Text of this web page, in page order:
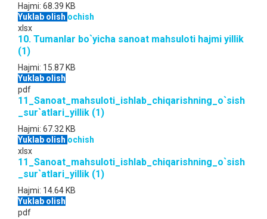
Hajmi: 68.39 KB
Yuklab olish ochish
xlsx
10. Tumanlar bo`yicha sanoat mahsuloti hajmi yillik
(1)
Hajmi: 15.87 KB
Yuklab olish
pdf
11_Sanoat_mahsuloti_ishlab_chiqarishning_o`sish
_sur`atlari_yillik (1)
Hajmi: 67.32 KB
Yuklab olish ochish
xlsx
11_Sanoat_mahsuloti_ishlab_chiqarishning_o`sish
_sur`atlari_yillik (1)
Hajmi: 14.64 KB
Yuklab olish
pdf